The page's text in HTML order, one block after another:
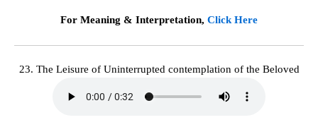
For Meaning & Interpretation, Click Here
23. The Leisure of Uninterrupted contemplation of the Beloved